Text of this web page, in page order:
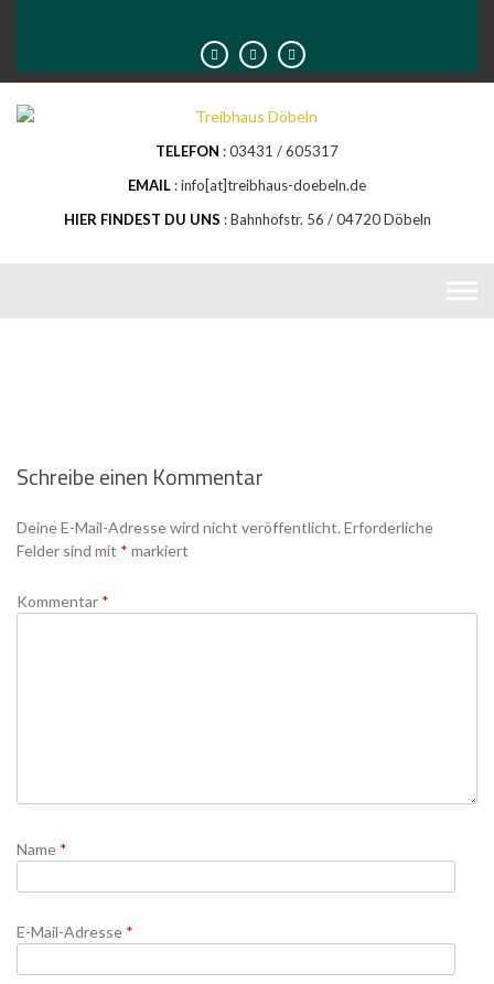
TELEFON
03431 / 605317
EMAIL info[at]treibhaus-doebeln.de
HIER FINDEST DU UNS
Bahnhofstr. 56 / 04720 Döbeln
Schreibe einen Kommentar
Deine E-Mail-Adresse wird nicht veröffentlicht.Erforderliche
Felder sind mit * markiert
Kommentar *
Name *
E-Mail-Adresse *